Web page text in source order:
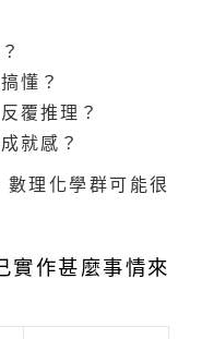
懂？
覆推理？
就感？
理化學群可能很
實作甚麼事情來